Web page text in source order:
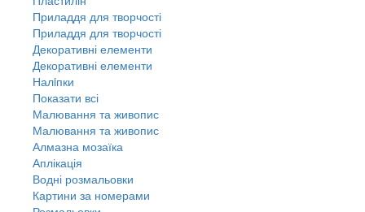
Приладдя для творчості
Приладдя для творчості
Декоративні елементи
Декоративні елементи
Налiпки
Показати всі
Малювання та живопис
Малювання та живопис
Алмазна мозаїка
Аплікація
Водні розмальовки
Картини за номерами